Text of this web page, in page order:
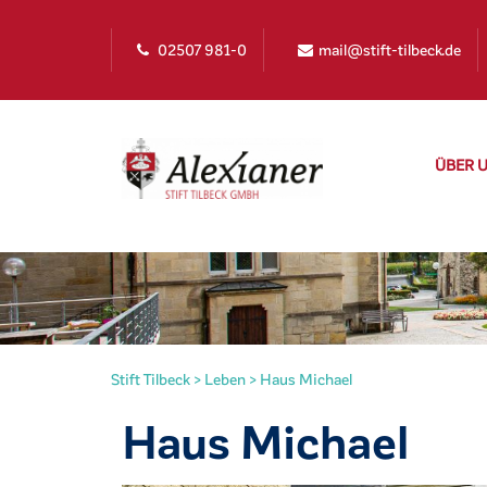
02507 981-0 mail@stift-tilbeck.de
ÜBER
Stift Tilbeck > Leben > Haus Michael
Haus Michael